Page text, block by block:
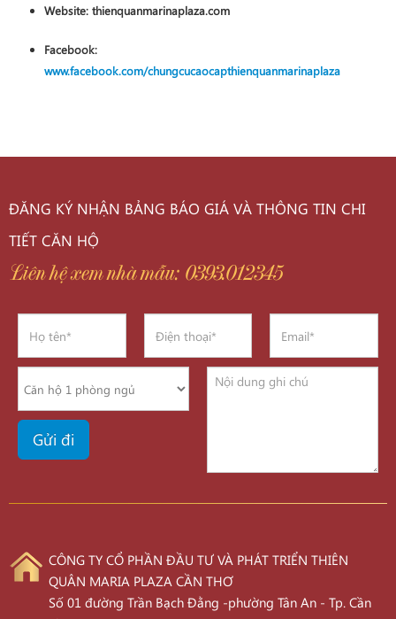
Website: thienquanmarinaplaza.com
Facebook:
www.facebook.com/chungcucaocapthienquanmarinaplaza
ĐĂNG KÝ NHẬN BẢNG BÁO GIÁ VÀ THÔNG TIN CHI
TIẾT CĂN HỘ
Liên hệ xem nhà mẫu: 0393.012345
CÔNG TY CỔ PHẦN ĐẦU TƯ VÀ PHÁT TRIỂN THIÊN
QUÂN MARIA PLAZA CẦN THƠ
Số 01 đường Trần Bạch Đằng -phường Tân An - Tp. Cần